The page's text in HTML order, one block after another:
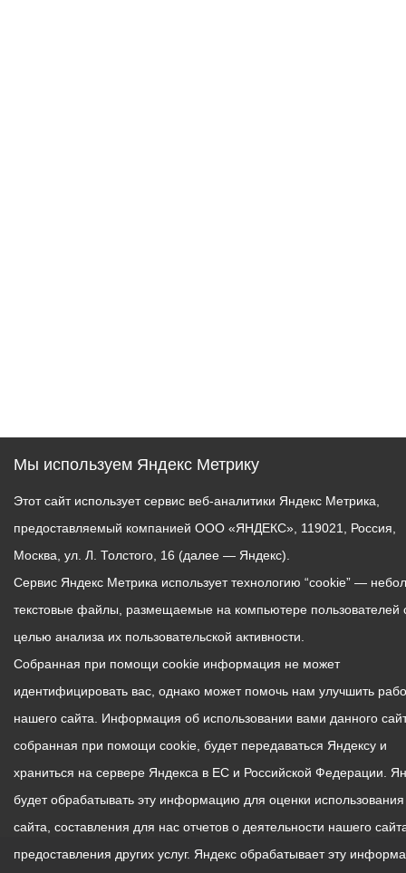
Мы используем Яндекс Метрику
Этот сайт использует сервис веб-аналитики Яндекс Метрика,
предоставляемый компанией ООО «ЯНДЕКС», 119021, Россия,
Москва, ул. Л. Толстого, 16 (далее — Яндекс).
Сервис Яндекс Метрика использует технологию “cookie” —
текстовые файлы, размещаемые на компьютере пользователей
целью анализа их пользовательской активности.
Собранная при помощи cookie информация не может
идентифицировать вас, однако может помочь нам улучшить
нашего сайта. Информация об использовании вами данного
собранная при помощи cookie, будет передаваться Яндексу и
храниться на сервере Яндекса в ЕС и Российской Федерации.
будет обрабатывать эту информацию для оценки
сайта, составления для нас отчетов о деятельности нашего
предоставления других услуг. Яндекс обрабатывает эту